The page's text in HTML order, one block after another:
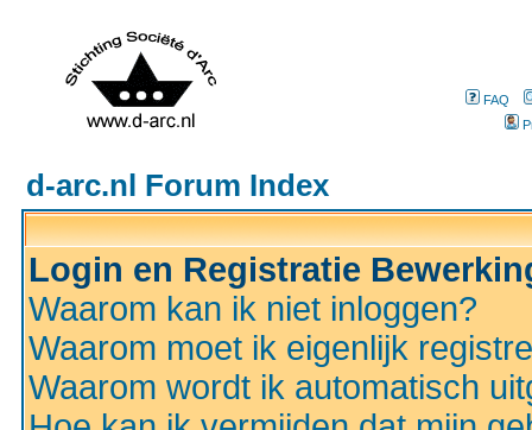
FAQ
d-arc.nl Forum Index
Login en Registratie
Waarom kan ik niet inloggen?
Waarom moet ik eigenlijk
Waarom wordt ik automatisch